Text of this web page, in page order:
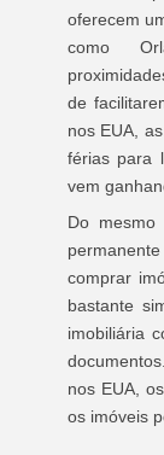
oferecem
como
de
nos EUA,
férias para
vem
Do
comprar
bastante
imobiliária
nos EUA,
os imóveis